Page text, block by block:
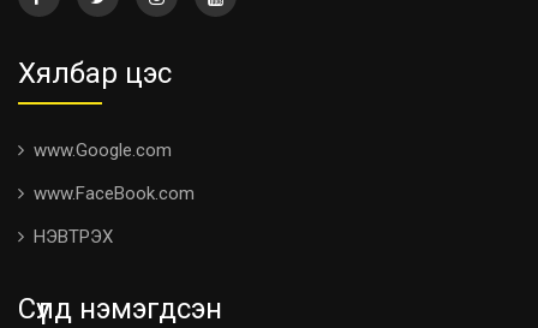
Хялбар цэс
www.Google.com
www.FaceBook.com
НЭВТРЭХ
Сүүлд нэмэгдсэн